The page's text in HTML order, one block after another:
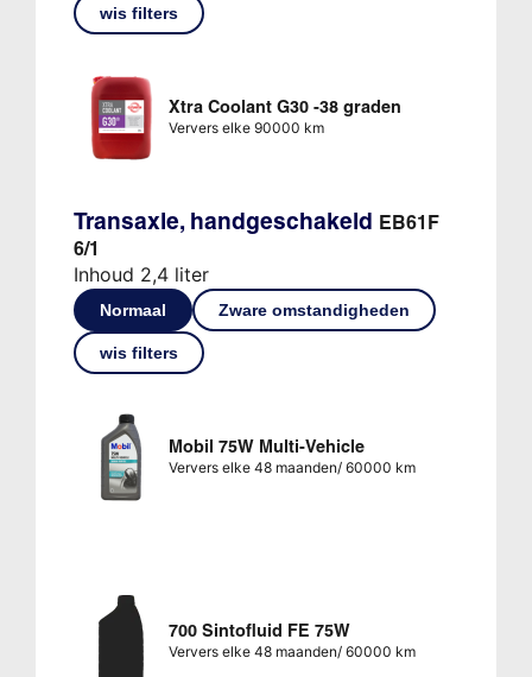
wis filters
Xtra Coolant G30 -38 graden
Ververs elke 90000 km
Transaxle, handgeschakeld EB61F
6/1
Inhoud 2,4 liter
Normaal Zware omstandigheden
wis filters
Mobil 75W Multi-Vehicle
Ververs elke 48 maanden/ 60000 km
700 Sintofluid FE 75W
Ververs elke 48 maanden/ 60000 km